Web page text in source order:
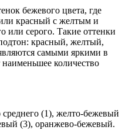
бежевого цвета, где
красный с желтым и
или серого. Такие оттенки
красный, желтый,
самыми яркими в
количество
(1), желто-бежевый
(3), оранжево-бежевый.